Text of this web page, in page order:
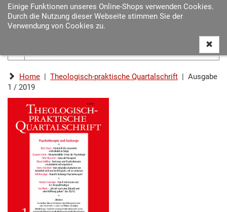
Einige Funktionen unseres Online-Shops verwenden Cookies.
Durch die Nutzung dieser Webseite stimmen Sie der
Verwendung von Cookies zu.
Home | Theologisch-praktische Quartalschrift | Ausgabe
1 / 2019